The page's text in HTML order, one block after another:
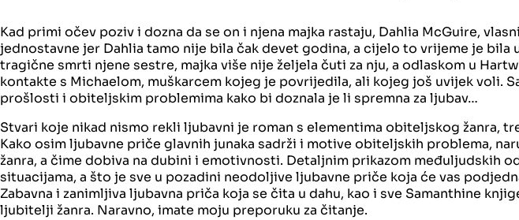
Kad primi očev poziv i dozna da se on i njena majka rastaju, Dahlia McGuire,
jednostavne jer Dahlia tamo nije bila čak devet godina, a cijelo to vrijeme je
tragične smrti njene sestre, majka više nije željela čuti za nju, a odlaskom u
kontakte s Michaelom, muškarcem kojeg je povrijedila, ali kojeg još uvijek voli.
prošlosti i obiteljskim problemima kako bi doznala je li spremna za ljubav…
Stvari koje nikad nismo rekli ljubavni je roman s elementima obiteljskog žanra,
Kako osim ljubavne priče glavnih junaka sadrži i motive obiteljskih problema,
žanra, a čime dobiva na dubini i emotivnosti. Detaljnim prikazom
situacijama, a što je sve u pozadini neodoljive ljubavne priče koja će vas
Zabavna i zanimljiva ljubavna priča koja se čita u dahu, kao i sve Samanthine
ljubitelji žanra. Naravno, imate moju preporuku za čitanje.